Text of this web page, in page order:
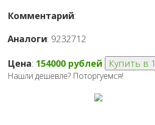
Комментарий:
Аналоги: 9232712
Цена: 154000 рублей Купить в
Нашли дешевле? Поторгуемся!